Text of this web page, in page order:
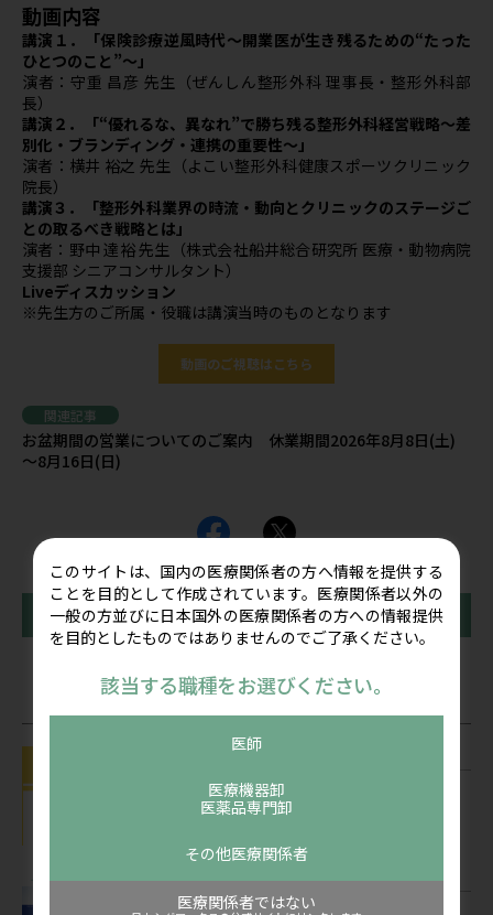
動画内容
講演１．「保険診療逆風時代～開業医が生き残るための“たった
ひとつのこと”～」
演者：守重 昌彦 先生（ぜんしん整形外科 理事長・整形外科部
長）
講演２．「“優れるな、異なれ”で勝ち残る整形外科経営戦略～差
別化・ブランディング・連携の重要性～」
演者：横井 裕之 先生（よこい整形外科健康スポーツクリニック
院長）
講演３．「整形外科業界の時流・動向とクリニックのステージご
との取るべき戦略とは」
演者：野中 達裕 先生（株式会社船井総合研究所 医療・動物病院
支援部 シニアコンサルタント）
Liveディスカッション
※先生方のご所属・役職は講演当時のものとなります
動画のご視聴はこちら
関連記事
お盆期間の営業についてのご案内 休業期間2026年8月8日(土)
～8月16日(日)
前の記事 一覧に戻る 次の記事
関連記事
お盆期間の営業についてのご案内 休業
期間2026年8月8日(土) ～8月16日(日)
コンテンツ
看護師向け情報サイト「ディアケア」
このサイトは、国内の医療関係者の方へ情報を提供する
ことを目的として作成されています。医療関係者以外の
一般の方並びに日本国外の医療関係者の方への情報提供
を目的としたものではありませんのでご了承ください。
該当する職種をお選びください。
医師
医療機器卸
医薬品専門卸
その他医療関係者
医療関係者ではない